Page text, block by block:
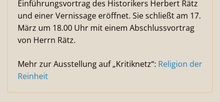
Einführungsvortrag des Historikers Herbert Rätz
und einer Vernissage eröffnet. Sie schließt am 17.
März um 18.00 Uhr mit einem Abschluss­vortrag
von Herrn Rätz.
Mehr zur Ausstellung auf „Kritiknetz“: Religion der
Reinheit